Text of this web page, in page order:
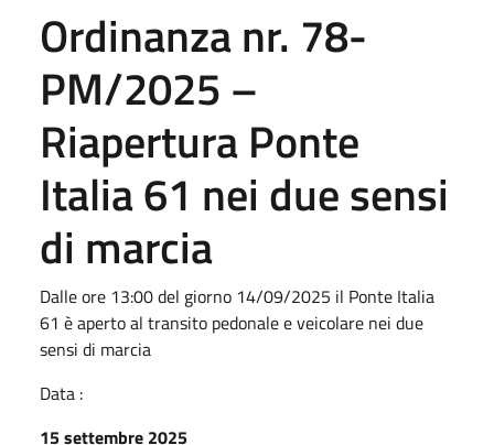
Ordinanza nr. 78-
PM/2025 –
Riapertura Ponte
Italia 61 nei due sensi
di marcia
Dalle ore 13:00 del giorno 14/09/2025 il Ponte Italia
61 è aperto al transito pedonale e veicolare nei due
sensi di marcia
Data :
15 settembre 2025